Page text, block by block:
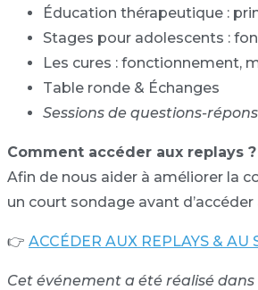
Éducation thérapeutique :
Stages pour adolescents :
Les cures : fonctionnement,
Table ronde & Échanges
Sessions de questions-
Comment accéder aux replays ?
Afin de nous aider à améliorer la
un court sondage avant d’accéder
👉 ACCÉDER AUX REPLAYS & AU
Cet événement a été réalisé